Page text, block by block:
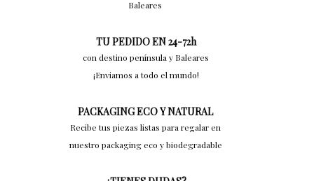
Baleares
TU PEDIDO EN 24-72h
con destino península y Baleares
¡Enviamos a todo el mundo!
PACKAGING ECO Y NATURAL
Recibe tus piezas listas para regalar en
nuestro packaging eco y biodegradable